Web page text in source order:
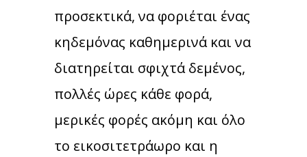
προσεκτικά, να φοριέται ένας
κηδεμόνας καθημερινά και να
διατηρείται σφιχτά δεμένος,
πολλές ώρες κάθε φορά,
μερικές φορές ακόμη και όλο
το εικοσιτετράωρο και η